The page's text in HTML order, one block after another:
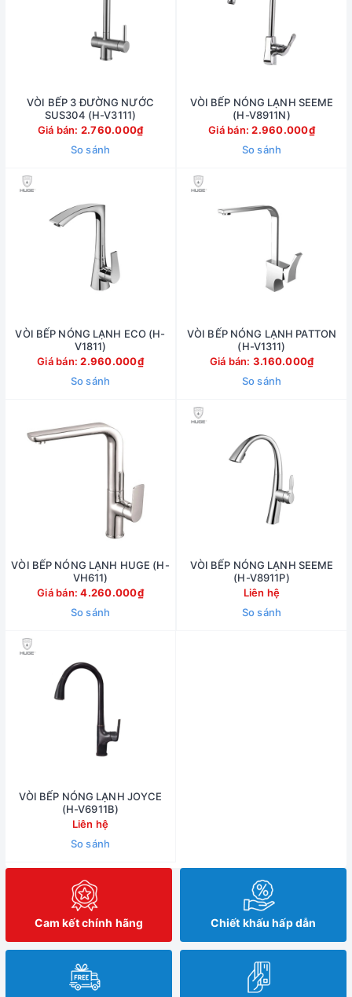
VÒI BẾP 3 ĐƯỜNG NƯỚC
SUS304 (H-V3111)
Giá bán: 2.760.000₫
So sánh
VÒI BẾP NÓNG LẠNH SEEME
(H-V8911N)
Giá bán:2.960.000₫
So sánh
VÒI BẾP NÓNG LẠNH ECO (H-
V1811)
Giá bán:2.960.000₫
So sánh
VÒI BẾP NÓNG LẠNH PATTON
(H-V1311)
Giá bán: 3.160.000₫
So sánh
VÒI BẾP NÓNG LẠNH HUGE (H-
VH611)
Giá bán:4.260.000₫
So sánh
VÒI BẾP NÓNG LẠNH SEEME
(H-V8911P)
Liên hệ
So sánh
VÒI BẾP NÓNG LẠNH JOYCE
(H-V6911B)
Liên hệ
So sánh
Cam kết chính hãng Chiết khấu hấp dẫn